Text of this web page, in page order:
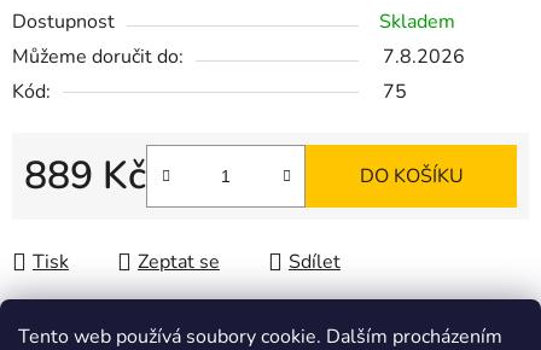
Tento web používá soubory cookie. Dalším procházením
Dostupnost
Skladem
Můžeme doručit do:
7.8.2026
Kód:
75
889 Kč DO KOŠÍKU
Tisk Zeptat se Sdílet